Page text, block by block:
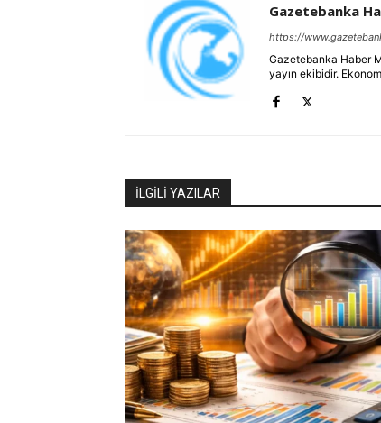
Gazetebanka
https://
Gazetebanka Haber
yayın ekibidir.
İLGİLİ YAZILAR